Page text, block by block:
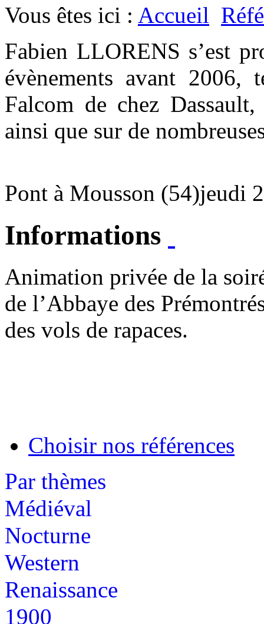
Vous êtes ici : Accueil
Fabien LLORENS s’est
évènements avant
Falcom de chez
ainsi que sur de
Pont à Mousson (54)jeudi
Informations
Animation privée de la
de l’Abbaye des
des vols de rapaces.
Choisir nos références
Par thèmes
Médiéval
Nocturne
Western
Renaissance
1900